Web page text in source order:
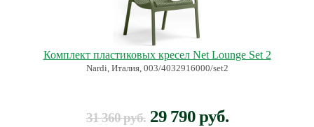
Комплект пластиковых кресел Net Lounge Set 2
Nardi, Италия, 003/4032916000/set2
31 360 руб. 29 790 руб.